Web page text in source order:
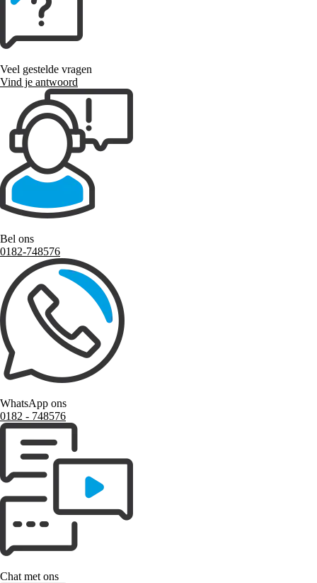
Veel gestelde vragen
Vind je antwoord
Bel ons
0182-748576
WhatsApp ons
0182 ‑ 748576
Chat met ons